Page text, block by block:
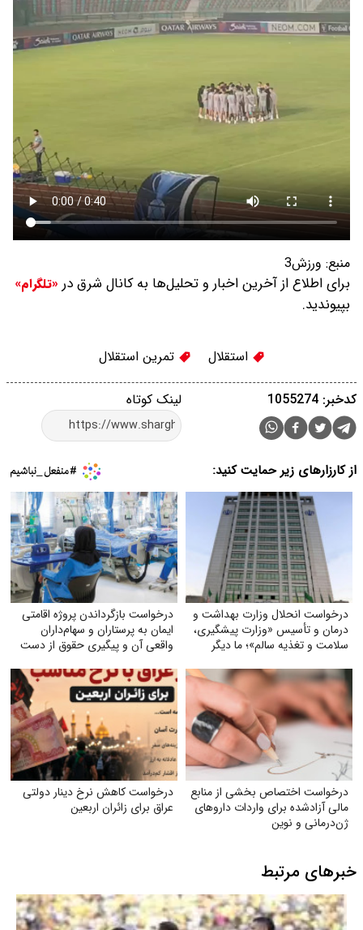
منبع: ورزش3
برای اطلاع از آخرین اخبار و تحلیل‌ها به کانال شرق در «تلگرام»
بپیوندید.
استقلال تمرین استقلال
لینک کوتاه کدخبر: 1055274
از کارزارهای زیر حمایت کنید:
درخواست انحلال وزارت بهداشت و
درمان و تأسیس «وزارت پیشگیری،
سلامت و تغذیه سالم»؛ ما دیگر
باشیم!
درخواست بازگرداندن پروژه اقامتی
ایمان به پرستاران و سهام‌داران
واقعی آن و پیگیری حقوق از دست
درخواست اختصاص بخشی از منابع
مالی آزادشده برای واردات داروهای
ژن‌درمانی و نوین
درخواست کاهش نرخ دینار دولتی
عراق برای زائران اربعین
خبرهای مرتبط